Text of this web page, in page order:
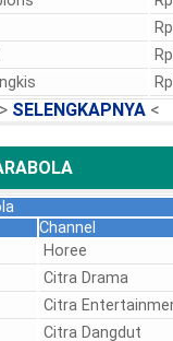
> SELENGKAPNYA<
Channel
Horee
Citra Drama
Citra
Citra Dangdut